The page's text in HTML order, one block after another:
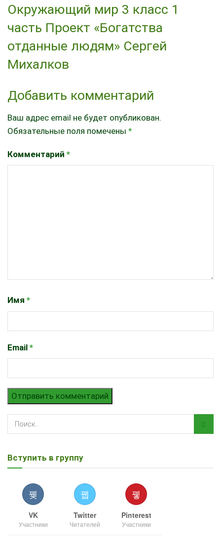
Окружающий мир 3 класс 1
часть Проект «Богатства
отданные людям» Сергей
Михалков
Добавить комментарий
Ваш адрес email не будет опубликован.
Обязательные поля помечены *
Комментарий *
Имя *
Email *
Вступить в группу
VK
Участники
Twitter
Читателей
Pinterest
Участники